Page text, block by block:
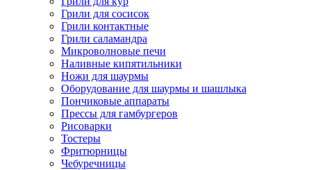
Грили для сосисок
Грили контактные
Грили саламандра
Микроволновые печи
Наливные кипятильники
Ножи для шаурмы
Оборудование для шаурмы и шашлыка
Пончиковые аппараты
Прессы для гамбургеров
Рисоварки
Тостеры
Фритюрницы
Чебуречницы